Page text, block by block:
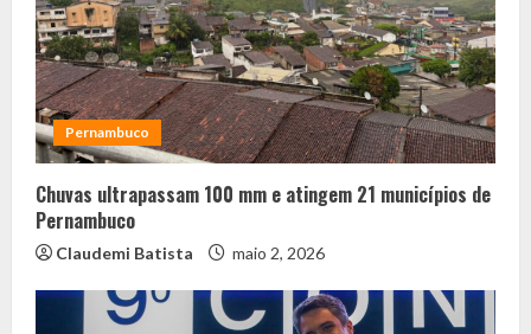
Pernambuco
Chuvas ultrapassam 100 mm e atingem 21 municípios de
Pernambuco
Claudemi Batista maio 2, 2026